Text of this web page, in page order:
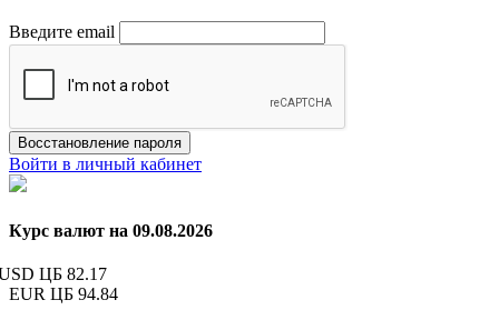
Введите email
Восстановление пароля
Войти в личный кабинет
Курс валют на 09.08.2026
ЦБ 82.17
EUR ЦБ 94.84